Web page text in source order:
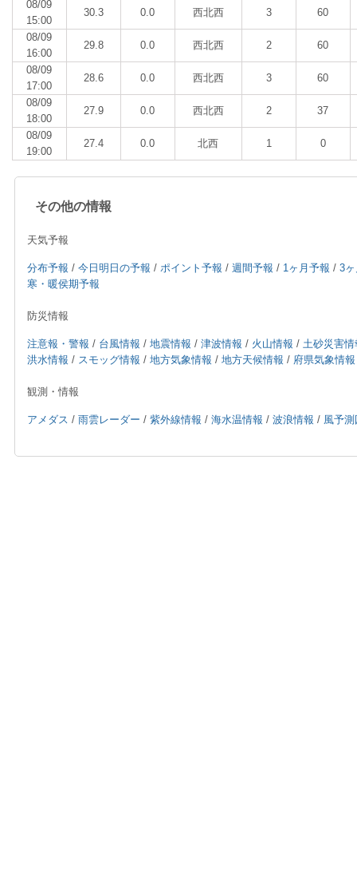
08/09
15:00
30.3 0.0 西北西 3 60
08/09
16:00
29.8 0.0 西北西 2 60
08/09
17:00
28.6 0.0 西北西 3 60
08/09
18:00
27.9 0.0 西北西 2 37
08/09
19:00
27.4 0.0 北西 1 0
その他の情報
天気予報
分布予報 / 今日明日の予報 / ポイント予報 / 週間予報 / 1ヶ月予報 / 3
寒・暖侯期予報
防災情報
注意報・警報 / 台風情報 / 地震情報 / 津波情報 / 火山情報 / 土砂災害情
洪水情報 / スモッグ情報 / 地方気象情報 / 地方天候情報 / 府県気象情報
観測・情報
アメダス / 雨雲レーダー / 紫外線情報 / 海水温情報 / 波浪情報 / 風予測